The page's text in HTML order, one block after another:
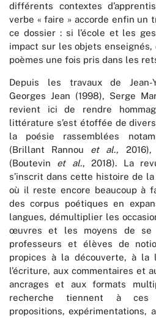
différents contextes
verbe « faire » accorde enfin un
ce dossier : si l’école et les
impact sur les objets
poèmes une fois pris dans les
Depuis les travaux de Jean-
Georges Jean (1998), Serge
revient ici de rendre
littérature s’est étoffée de
la poésie rassemblées
(Brillant Rannou et al.,
(Boutevin et al., 2018). La
s’inscrit dans cette histoire de
où il reste encore beaucoup à
des corpus poétiques en
langues, démultiplier les
œuvres et les moyens de se
professeurs et élèves de
propices à la découverte, à la
l’écriture, aux commentaires et
ancrages et aux formats
recherche tiennent à ces
propositions, expérimentations,